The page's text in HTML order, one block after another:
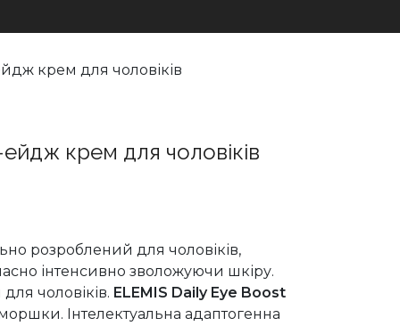
крем для чоловіків
крем для чоловіків
розроблений для чоловіків,
інтенсивно зволожуючи шкіру.
чоловіків. ELEMIS Daily Eye Boost
Інтелектуальна адаптогенна